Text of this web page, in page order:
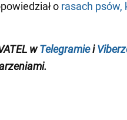
o rasach psów,
w Telegramiei
.